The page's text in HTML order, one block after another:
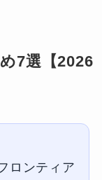
7選【2026
ロンティア